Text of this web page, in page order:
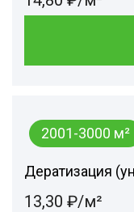
2001-3000 м²
Дератизация
13,30 ₽/м²